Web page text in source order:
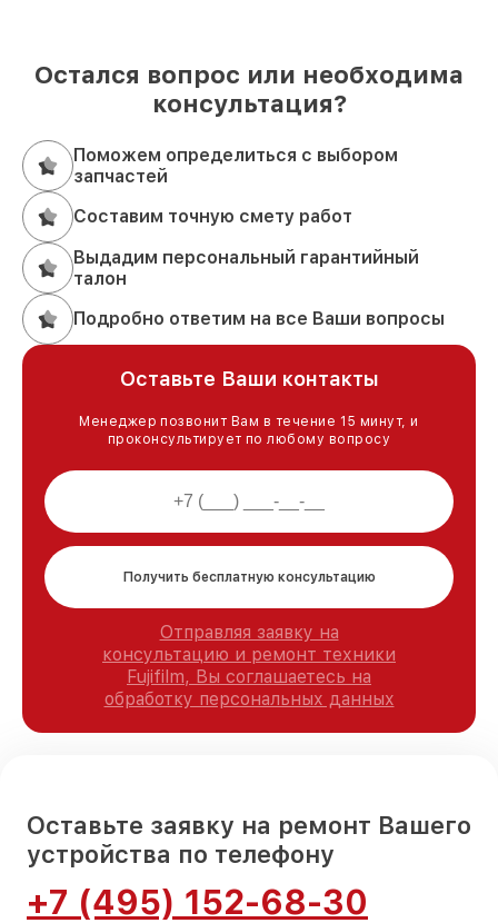
Остался вопрос или необходима
консультация?
Поможем определиться с выбором
запчастей
Составим точную смету работ
Выдадим персональный гарантийный
талон
Подробно ответим на все Ваши вопросы
Оставьте Ваши контакты
Менеджер позвонит Вам в течение 15 минут, и
проконсультирует по любому вопросу
Получить бесплатную консультацию
Отправляя заявку на
консультацию и ремонт техники
Fujifilm, Вы соглашаетесь на
обработку персональных данных
Оставьте заявку на ремонт Вашего
устройства по телефону
+7 (495) 152-68-30